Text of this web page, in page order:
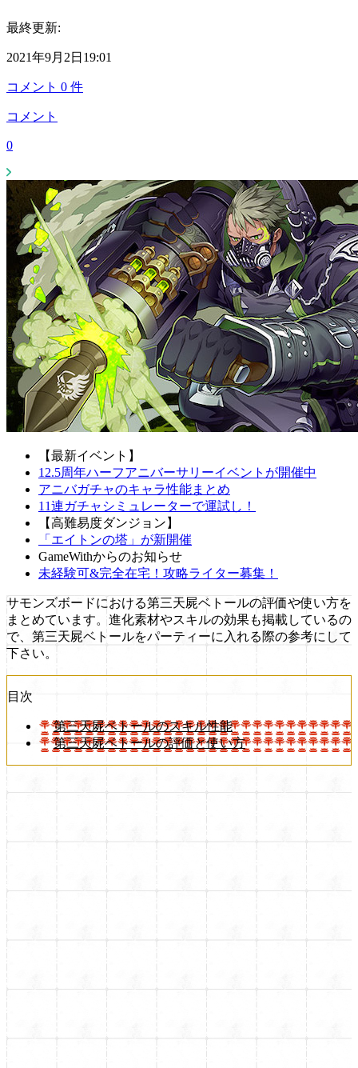
最終更新:
2021年9月2日19:01
コメント 0 件
コメント
0
【最新イベント】
12.5周年ハーフアニバーサリーイベントが開催中
アニバガチャのキャラ性能まとめ
11連ガチャシミュレーターで運試し！
【高難易度ダンジョン】
「エイトンの塔」が新開催
GameWithからのお知らせ
未経験可&完全在宅！攻略ライター募集！
サモンズボードにおける第三天屍ベトールの評価や使い方を
まとめています。進化素材やスキルの効果も掲載しているの
で、第三天屍ベトールをパーティーに入れる際の参考にして
下さい。
目次
第三天屍ベトールのスキル性能
第三天屍ベトールの評価と使い方